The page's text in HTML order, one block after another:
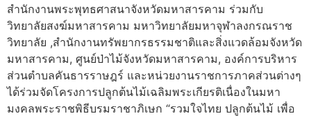
สำนักงานพระพุทธศาสนาจังหวัดมหาสารคาม ร่วมกับ
วิทยาลัยสงฆ์มหาสารคาม มหาวิทยาลัยมหาจุฬาลงกรณราช
วิทยาลัย ,สำนักงานทรัพยากรธรรมชาติและสิ่งแวดล้อมจังหวัด
มหาสารคาม, ศูนย์ป่าไม้จังหวัดมหาสารคาม, องค์การบริหาร
ส่วนตำบลคันธารราษฎร์ และหน่วยงานราชการภาคส่วนต่างๆ
ได้ร่วมจัดโครงการปลูกต้นไม้เฉลิมพระเกียรติเนื่องในมหา
มงคลพระราชพิธีบรมราชาภิเษก “รวมใจไทย ปลูกต้นไม้ เพื่อ